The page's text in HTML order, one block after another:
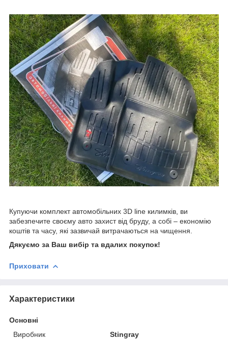
Купуючи комплект автомобільних 3D line килимків, ви
забезпечите своєму авто захист від бруду, а собі – економію
коштів та часу, які зазвичай витрачаються на чищення.
Дякуємо за Ваш вибір та вдалих покупок!
Приховати
Характеристики
Основні
Виробник
Stingray